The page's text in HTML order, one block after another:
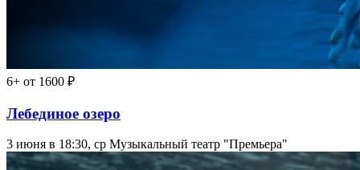
6+ от 1600 ₽
Лебединое озеро
3 июня в 18:30, ср Музыкальный театр "Премьера"